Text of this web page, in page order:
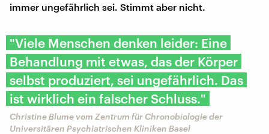
immer ungefährlich sei. Stimmt aber nicht.
"Viele Menschen denken leider: Eine
Behandlung mit etwas, das der Körper
selbst produziert, sei ungefährlich. Das
ist wirklich ein falscher Schluss."
Christine Blume vom Zentrum für Chronobiologie der
Universitären Psychiatrischen Kliniken Basel